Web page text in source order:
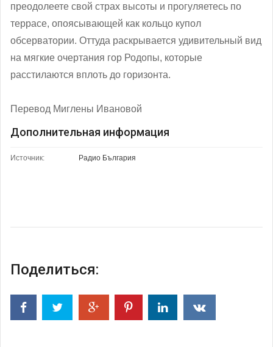
преодолеете свой страх высоты и прогуляетесь по
террасе, опоясывающей как кольцо купол
обсерватории. Оттуда раскрывается удивительный вид
на мягкие очертания гор Родопы, которые
расстилаются вплоть до горизонта.
Перевод Миглены Ивановой
Дополнительная информация
Источник: Радио България
Поделиться: